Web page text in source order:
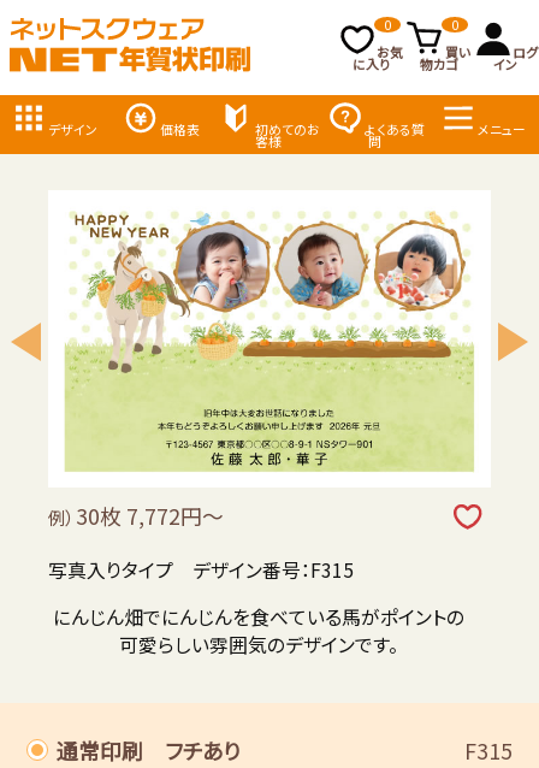
お気
に入り
0
買い
物カゴ
0
ログ
イン
デザイン 価格表 初めてのお
客様
よくある質
問
メニュー
例） 30枚 7,772円～
写真入りタイプ デザイン番号：F315
にんじん畑でにんじんを食べている馬がポイントの
可愛らしい雰囲気のデザインです。
通常印刷 フチあり F315